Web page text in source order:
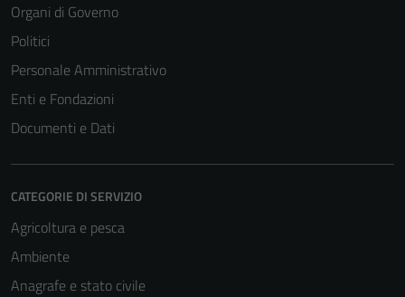
Organi di Governo
Politici
Personale Amministrativo
Enti e Fondazioni
Documenti e Dati
CATEGORIE DI SERVIZIO
Agricoltura e pesca
Ambiente
Anagrafe e stato civile